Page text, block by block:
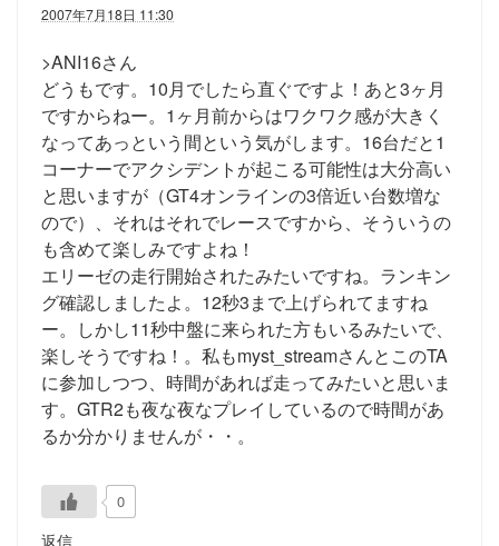
2007年7月18日 11:30
>ANI16さん
どうもです。10月でしたら直ぐですよ！あと3ヶ月
ですからねー。1ヶ月前からはワクワク感が大きく
なってあっという間という気がします。16台だと1
コーナーでアクシデントが起こる可能性は大分高い
と思いますが（GT4オンラインの3倍近い台数増な
ので）、それはそれでレースですから、そういうの
も含めて楽しみですよね！
エリーゼの走行開始されたみたいですね。ランキン
グ確認しましたよ。12秒3まで上げられてますね
ー。しかし11秒中盤に来られた方もいるみたいで、
楽しそうですね！。私もmyst_streamさんとこのTA
に参加しつつ、時間があれば走ってみたいと思いま
す。GTR2も夜な夜なプレイしているので時間があ
るか分かりませんが・・。
0
返信